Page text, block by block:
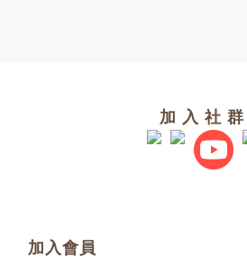
加 入 社 群
加入會員